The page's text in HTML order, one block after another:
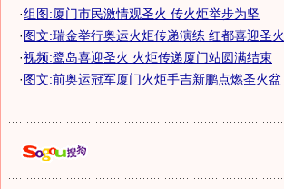
·组图:厦门市民激情观圣火 传火炬举步为坚
·图文:瑞金举行奥运火炬传递演练 红都喜迎圣火
·视频:鹭岛喜迎圣火 火炬传递厦门站圆满结束
·图文:前奥运冠军厦门火炬手吉新鹏点燃圣火盆